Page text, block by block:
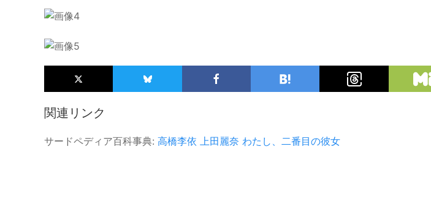
関連リンク
サードペディア百科事典: 高橋李依 上田麗奈 わたし、二番目の彼女